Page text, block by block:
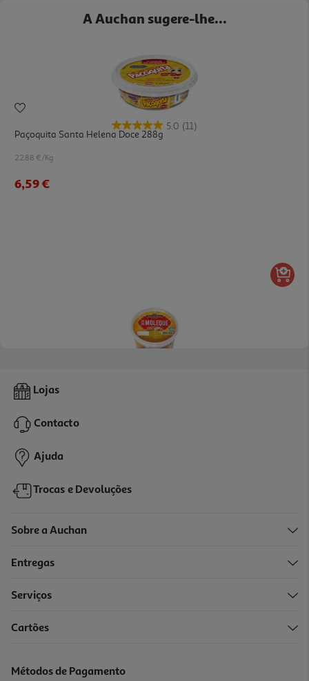
A Auchan sugere-lhe...
5.0 (11)
Paçoquita Santa Helena Doce 288g
22.88 €/Kg
6,59 €
Pé De Moleque Dacolônia 170g
3,19 €
Lojas
Contacto
Ajuda
Trocas e Devoluções
Sobre a Auchan
Entregas
Serviços
Cartões
Métodos de Pagamento